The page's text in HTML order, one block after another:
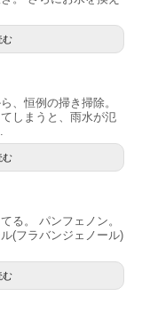
む
、恒例の掃き掃除。
しまうと、雨水が氾
む
る。 パンフェノン。
(フラバンジェノール)
む